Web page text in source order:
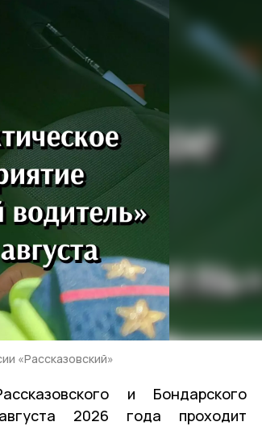
«Рассказовский»
и Бондарского
2026 года проходит